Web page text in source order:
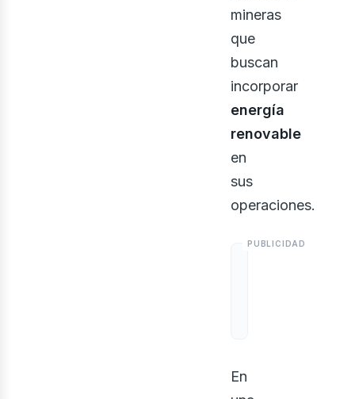
mineras
que
buscan
incorporar
energía
renovable
en
sus
operaciones.
En